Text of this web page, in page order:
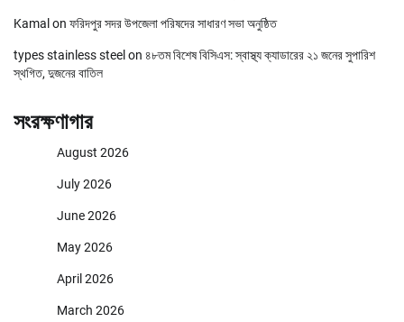
Kamalon ফরিদপুর সদর উপজেলা পরিষদের সাধারণ সভা অনুষ্ঠিত
types stainless steelon ৪৮তম বিশেষ বিসিএস: স্বাস্থ্য ক্যাডারের ২১ জনের সুপারিশ
স্থগিত, দুজনের বাতিল
সংরক্ষণাগার
August 2026
July 2026
June 2026
May 2026
April 2026
March 2026